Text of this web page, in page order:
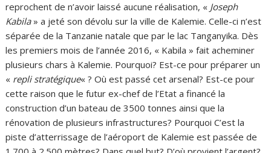
reprochent de n’avoir laissé aucune réalisation, « Joseph
Kabila» a jeté son dévolu sur la ville de Kalemie. Celle-ci n’est
séparée de la Tanzanie natale que par le lac Tanganyika. Dès
les premiers mois de l’année 2016, « Kabila » fait acheminer
plusieurs chars à Kalemie. Pourquoi? Est-ce pour préparer un
« repli stratégique« ? Où est passé cet arsenal? Est-ce pour
cette raison que le futur ex-chef de l’Etat a financé la
construction d’un bateau de 3500 tonnes ainsi que la
rénovation de plusieurs infrastructures? Pourquoi C’est la
piste d’atterrissage de l’aéroport de Kalemie est passée de